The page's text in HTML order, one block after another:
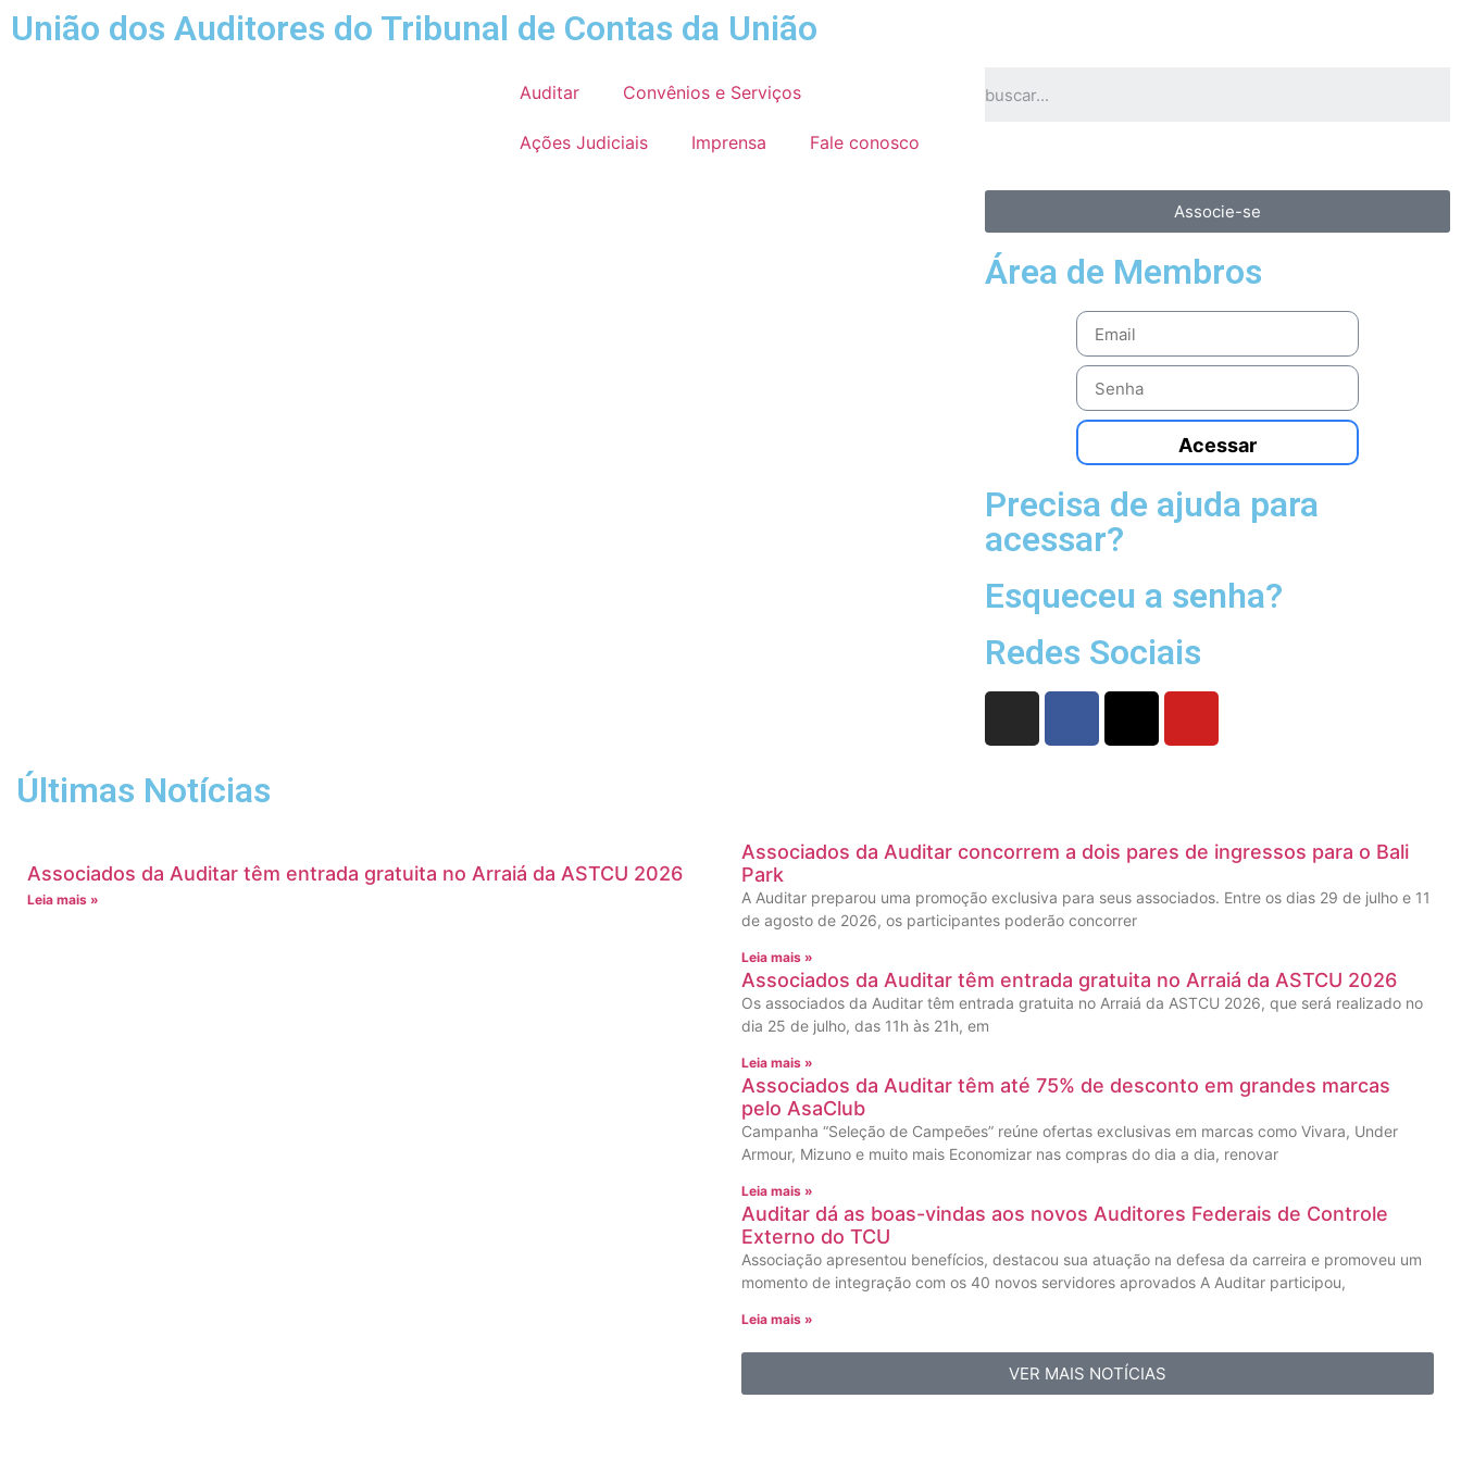
União dos Auditores do Tribunal de Contas da União
Auditar Convênios e Serviços
Ações Judiciais Imprensa Fale conosco
Associe-se
Área de Membros
Acessar
Precisa de ajuda para
acessar?
Esqueceu a senha?
Redes Sociais
Últimas Notícias
Associados da Auditar têm entrada gratuita no Arraiá da ASTCU 2026
Leia mais »
Associados da Auditar concorrem a dois pares de ingressos para o Bali
Park
A Auditar preparou uma promoção exclusiva para seus associados. Entre os dias 29 de julho e 11
de agosto de 2026, os participantes poderão concorrer
Leia mais »
Associados da Auditar têm entrada gratuita no Arraiá da ASTCU 2026
Os associados da Auditar têm entrada gratuita no Arraiá da ASTCU 2026, que será realizado no
dia 25 de julho, das 11h às 21h, em
Leia mais »
Associados da Auditar têm até 75% de desconto em grandes marcas
pelo AsaClub
Campanha “Seleção de Campeões” reúne ofertas exclusivas em marcas como Vivara, Under
Armour, Mizuno e muito mais Economizar nas compras do dia a dia, renovar
Leia mais »
Auditar dá as boas-vindas aos novos Auditores Federais de Controle
Externo do TCU
Associação apresentou benefícios, destacou sua atuação na defesa da carreira e promoveu um
momento de integração com os 40 novos servidores aprovados A Auditar participou,
Leia mais »
VER MAIS NOTÍCIAS